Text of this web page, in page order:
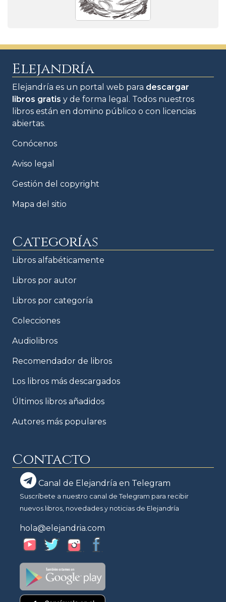
Elejandría
Elejandría es un portal web para descargar
libros gratis y de forma legal. Todos nuestros
libros están en domino público o con licencias
abiertas.
Conócenos
Aviso legal
Gestión del copyright
Mapa del sitio
Categorías
Libros alfabéticamente
Libros por autor
Libros por categoría
Colecciones
Audiolibros
Recomendador de libros
Los libros más descargados
Últimos libros añadidos
Autores más populares
Contacto
Canal de Elejandría en Telegram
Suscríbete a nuestro canal de Telegram para recibir
nuevos libros, novedades y noticias de Elejandría
hola@elejandria.com